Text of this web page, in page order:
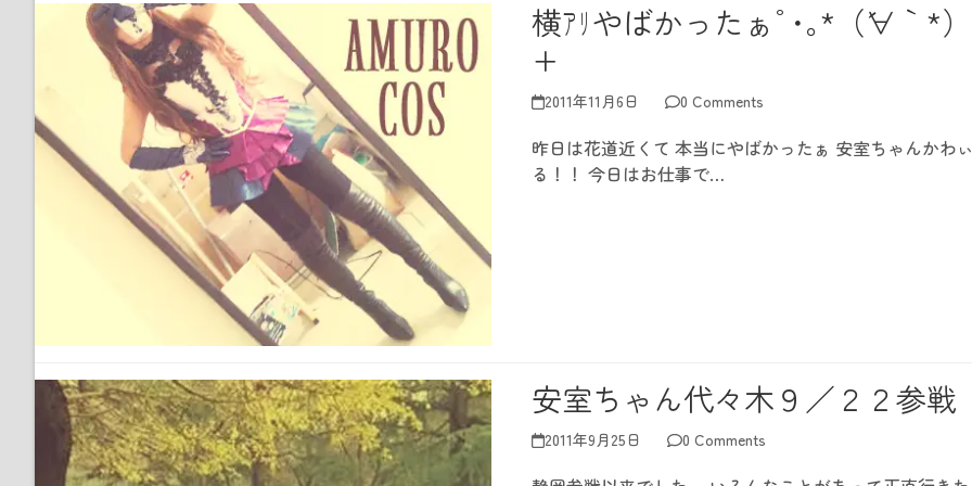
横ｱﾘやばかったぁﾟ･｡*（´∀｀*）
+
2011年11月6日 0 Comments
昨日は花道近くて 本当にやばかったぁ 安室ちゃんかわ
る！！ 今日はお仕事で…
安室ちゃん代々木９／２２参戦
2011年9月25日 0 Comments